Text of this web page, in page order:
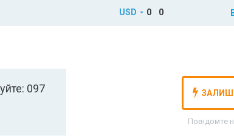
USD 0 0
097
Повідомте